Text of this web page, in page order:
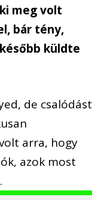
meg volt
bár tény,
küldte
de csalódást
arra, hogy
azok most